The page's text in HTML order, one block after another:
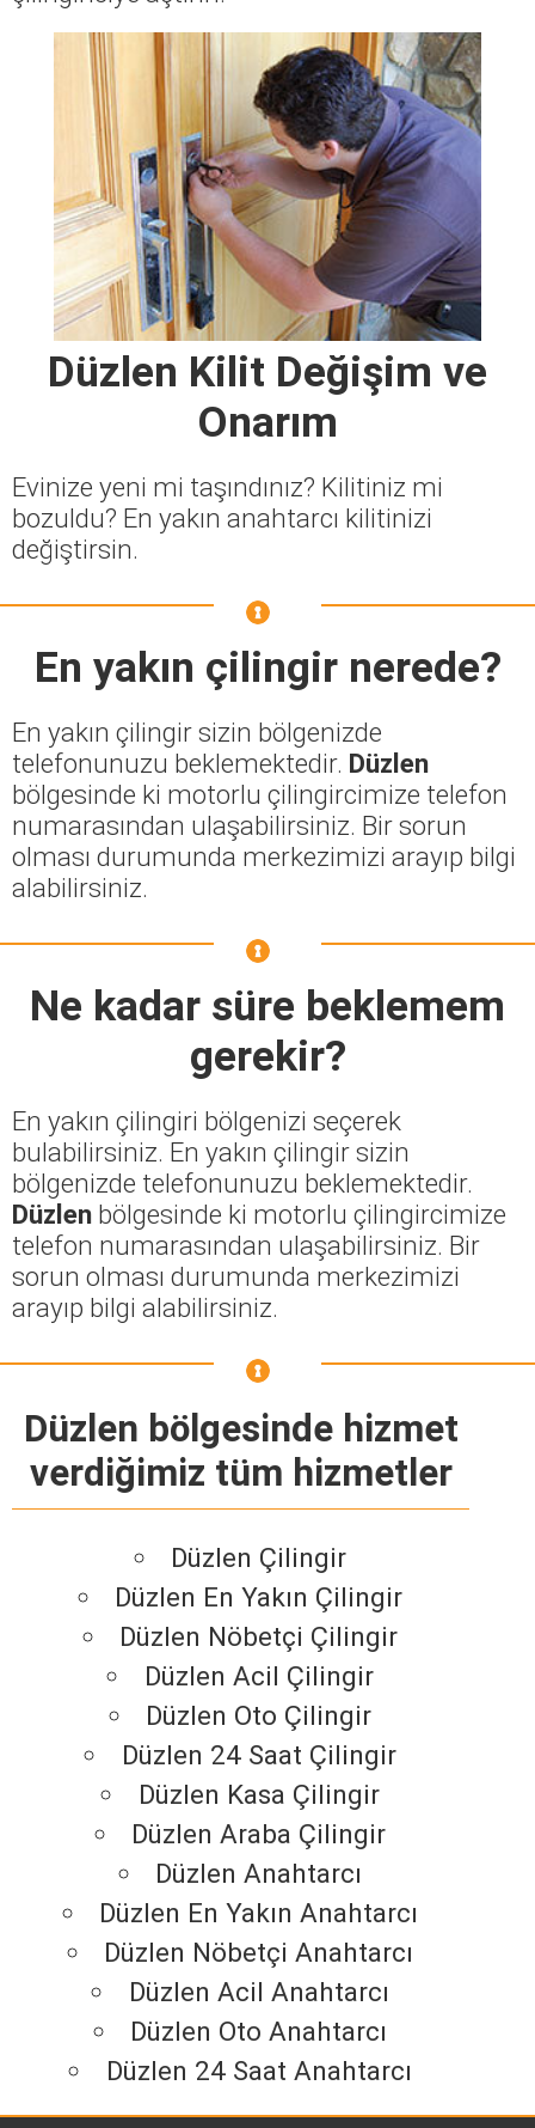
Düzlen Kilit Değişim ve
Onarım
Evinize yeni mi taşındınız? Kilitiniz mi
bozuldu? En yakın anahtarcı kilitinizi
değiştirsin.
En yakın çilingir nerede?
En yakın çilingir sizin bölgenizde
telefonunuzu beklemektedir. Düzlen
bölgesinde ki motorlu çilingircimize telefon
numarasından ulaşabilirsiniz. Bir sorun
olması durumunda merkezimizi arayıp bilgi
alabilirsiniz.
Ne kadar süre beklemem
gerekir?
En yakın çilingiri bölgenizi seçerek
bulabilirsiniz. En yakın çilingir sizin
bölgenizde telefonunuzu beklemektedir.
Düzlen bölgesinde ki motorlu çilingircimize
telefon numarasından ulaşabilirsiniz. Bir
sorun olması durumunda merkezimizi
arayıp bilgi alabilirsiniz.
Düzlen bölgesinde hizmet
verdiğimiz tüm hizmetler
Düzlen Çilingir
Düzlen En Yakın Çilingir
Düzlen Nöbetçi Çilingir
Düzlen Acil Çilingir
Düzlen Oto Çilingir
Düzlen 24 Saat Çilingir
Düzlen Kasa Çilingir
Düzlen Araba Çilingir
Düzlen Anahtarcı
Düzlen En Yakın Anahtarcı
Düzlen Nöbetçi Anahtarcı
Düzlen Acil Anahtarcı
Düzlen Oto Anahtarcı
Düzlen 24 Saat Anahtarcı